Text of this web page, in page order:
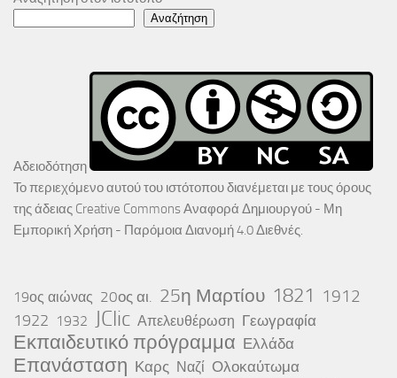
Αναζήτηση
Αδειοδότηση
Το περιεχόμενο αυτού του ιστότοπου διανέμεται με τους όρους
της άδειας Creative Commons Αναφορά Δημιουργού - Μη
Εμπορική Χρήση - Παρόμοια Διανομή 4.0 Διεθνές
19ος αιώνας 20ος αι. 25η Μαρτίου 1821 1912
1922 1932 JClic Απελευθέρωση Γεωγραφία
Εκπαιδευτικό πρόγραμμα Ελλάδα
Επανάσταση Καρς Ναζί Ολοκαύτωμα